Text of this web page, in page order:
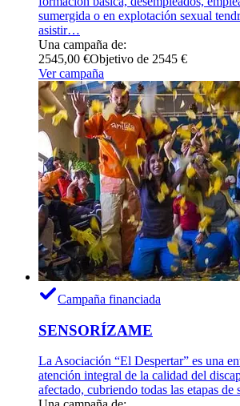
sumergida o en explotación sexual
asistir…
Una campaña de:
2545,00 €Objetivo de 2545 €
Ver campaña
Campaña financiada
SENSORÍZAME
La Asociación “El Despertar” es una
atención integral de la calidad del
afectado, cubriendo todas las etapas